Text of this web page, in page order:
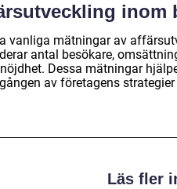
inom
vanliga mätningar av
antal besökare,
Dessa mätningar
av företagens
Läs fler